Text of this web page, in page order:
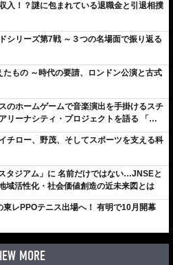
入！？謎に包まれている退職金と引退相撲
シリーズ第7戦 ～３つの名場面で振り返る
もの ～時代の要請、ロンドン公演と古式
のホームゲームで音楽演出を手掛けるスチ
リーナシティ・プロジェクトを語る 「楽
川崎は、ずっと成長曲線だから」
チロー、野茂、そしてスポーツを支える科
タジアム」に 名前だけではない…JNSEと
域活性化・社会価値創造の近未来図とは
レPPOテニス出場へ！ 有明で10月開幕
MORE